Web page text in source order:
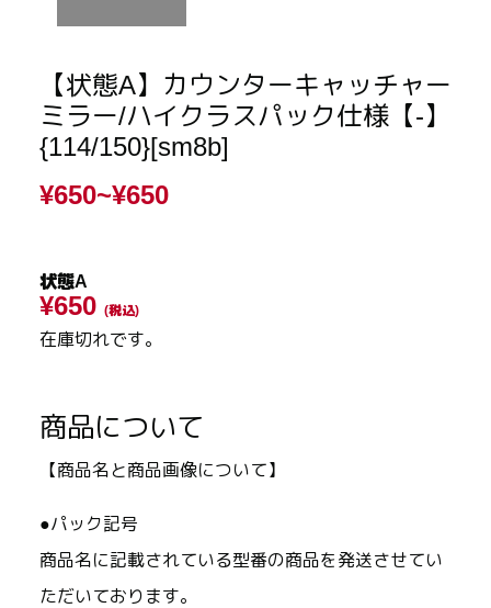
【状態A】カウンターキャッチャー
ミラー/ハイクラスパック仕様【-】
{114/150}[sm8b]
¥650~¥650
状態A
¥650 (税込)
在庫切れです。
商品について
【商品名と商品画像について】
●パック記号
商品名に記載されている型番の商品を発送させてい
ただいております。